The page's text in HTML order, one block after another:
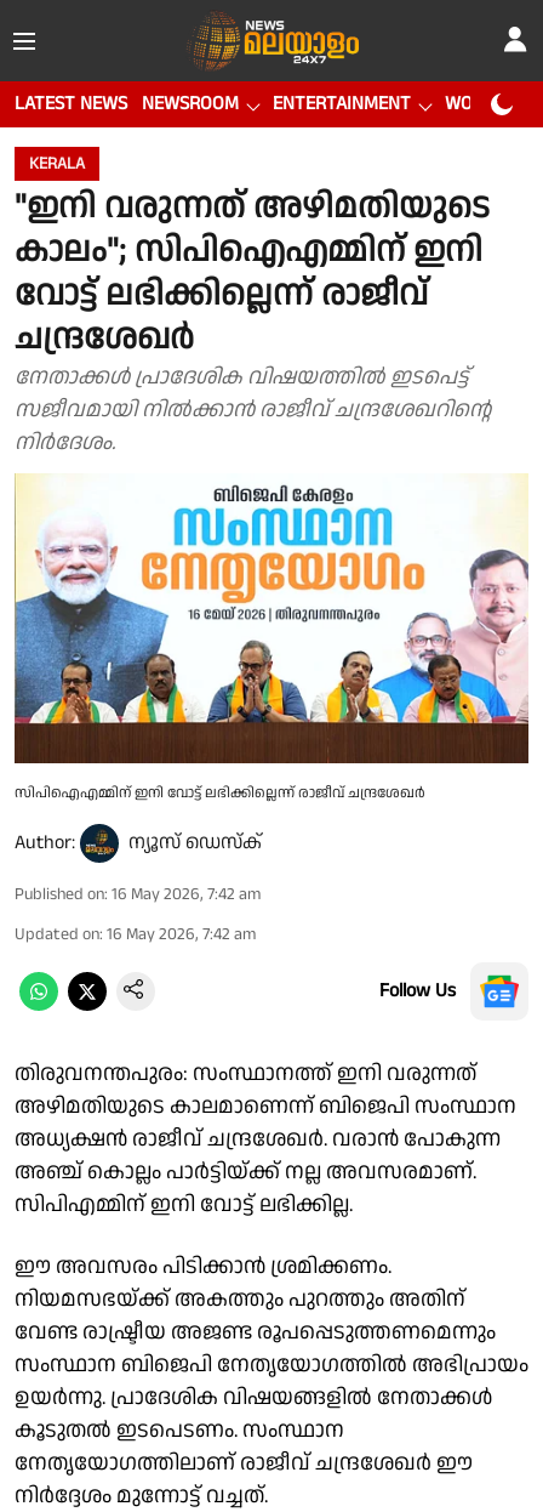
LATEST NEWS NEWSROOM ENTERTAINMENT WORLD CUP
KERALA
"ഇനി വരുന്നത് അഴിമതിയുടെ
കാലം"; സിപിഐഎമ്മിന് ഇനി
വോട്ട് ലഭിക്കില്ലെന്ന് രാജീവ്
ചന്ദ്രശേഖർ
നേതാക്കൾ പ്രാദേശിക വിഷയത്തിൽ ഇടപെട്ട്
സജീവമായി നിൽക്കാൻ രാജീവ് ചന്ദ്രശേഖറിൻ്റെ
നിർദേശം.
സിപിഐഎമ്മിന് ഇനി വോട്ട് ലഭിക്കില്ലെന്ന് രാജീവ് ചന്ദ്രശേഖർ
Author: ന്യൂസ് ഡെസ്ക്
Published on: 16 May 2026, 7:42 am
Updated on: 16 May 2026, 7:42 am
Follow Us
തിരുവനന്തപുരം: സംസ്ഥാനത്ത് ഇനി വരുന്നത്
അഴിമതിയുടെ കാലമാണെന്ന് ബിജെപി സംസ്ഥാന
അധ്യക്ഷൻ രാജീവ് ചന്ദ്രശേഖർ. വരാൻ പോകുന്ന
അഞ്ച് കൊല്ലം പാർട്ടിയ്ക്ക് നല്ല അവസരമാണ്.
സിപിഎമ്മിന് ഇനി വോട്ട് ലഭിക്കില്ല.
ഈ അവസരം പിടിക്കാൻ ശ്രമിക്കണം.
നിയമസഭയ്ക്ക് അകത്തും പുറത്തും അതിന്
വേണ്ട രാഷ്ട്രീയ അജണ്ട രൂപപ്പെടുത്തണമെന്നും
സംസ്ഥാന ബിജെപി നേതൃയോഗത്തിൽ അഭിപ്രായം
ഉയർന്നു. പ്രാദേശിക വിഷയങ്ങളിൽ നേതാക്കൾ
കൂടുതൽ ഇടപെടണം. സംസ്ഥാന
നേതൃയോഗത്തിലാണ് രാജീവ് ചന്ദ്രശേഖർ ഈ
നിർദ്ദേശം മുന്നോട്ട് വച്ചത്.